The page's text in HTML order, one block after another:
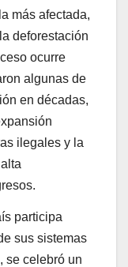
más afectada,
deforestación
ocurre
algunas de
en décadas,
ilegales y la
participa
sus sistemas
se celebró un